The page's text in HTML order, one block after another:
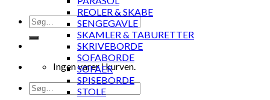
Søg
efter:
Ingen varer i kurven.
Søg
REOLER & SKABE
SENGEGAVLE
SKAMLER & TABURETTER
SKRIVEBORDE
SOFABORDE
SOFAER
SPISEBORDE
STOLE